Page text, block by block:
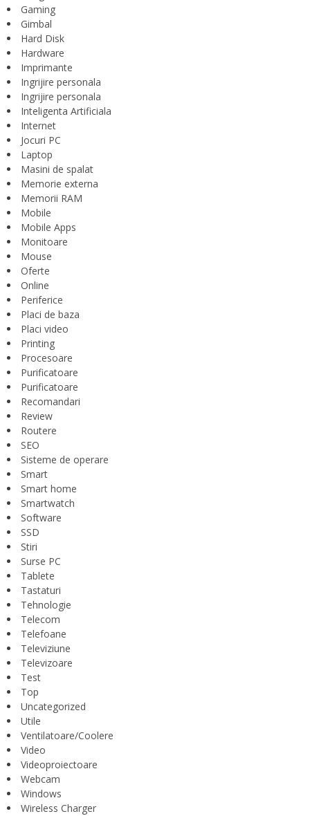
Gaming
Gimbal
Hard Disk
Hardware
Imprimante
Ingrijire personala
Ingrijire personala
Inteligenta Artificiala
Internet
Jocuri PC
Laptop
Masini de spalat
Memorie externa
Memorii RAM
Mobile
Mobile Apps
Monitoare
Mouse
Oferte
Online
Periferice
Placi de baza
Placi video
Printing
Procesoare
Purificatoare
Purificatoare
Recomandari
Review
Routere
SEO
Sisteme de operare
Smart
Smart home
Smartwatch
Software
SSD
Stiri
Surse PC
Tablete
Tastaturi
Tehnologie
Telecom
Telefoane
Televiziune
Televizoare
Test
Top
Uncategorized
Utile
Ventilatoare/Coolere
Video
Videoproiectoare
Webcam
Windows
Wireless Charger